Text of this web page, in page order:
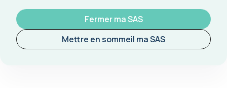
Fermer ma SAS
Mettre en sommeil ma SAS